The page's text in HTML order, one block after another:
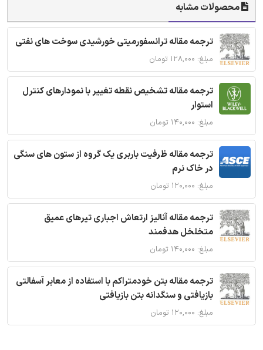
محصولات مشابه
ترجمه مقاله ترانسفورمیتی خورشیدی سوخت های نفتی
مبلغ: ۱۲۸,۰۰۰ تومان
ترجمه مقاله تشخیص نقطه تغییر با نمودارهای کنترل
استوار
مبلغ: ۱۴۰,۰۰۰ تومان
ترجمه مقاله ظرفیت باربری یک گروه از ستون های سنگی
در خاک نرم
مبلغ: ۱۲۰,۰۰۰ تومان
ترجمه مقاله آنالیز ارتعاش اجباری تیرهای عمیق
متخلخل هدفمند
مبلغ: ۱۴۰,۰۰۰ تومان
ترجمه مقاله بتن خودمتراکم با استفاده از معابر آسفالتی
بازیافتی و سنگدانه بتن بازیافتی
مبلغ: ۱۲۰,۰۰۰ تومان